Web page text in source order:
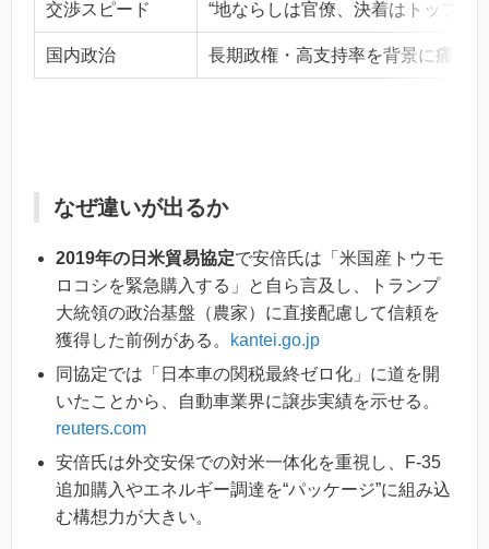
交渉スピード “地ならしは官僚、決着はトップ会
国内政治 長期政権・高支持率を背景に痛み
なぜ違いが出るか
2019年の日米貿易協定で安倍氏は「米国産トウモ
ロコシを緊急購入する」と自ら言及し、トランプ
大統領の政治基盤（農家）に直接配慮して信頼を
獲得した前例がある。
kantei.go.jp
同協定では「日本車の関税最終ゼロ化」に道を開
いたことから、自動車業界に譲歩実績を示せる。
reuters.com
安倍氏は外交安保での対米一体化を重視し、F-35
追加購入やエネルギー調達を“パッケージ”に組み込
む構想力が大きい。